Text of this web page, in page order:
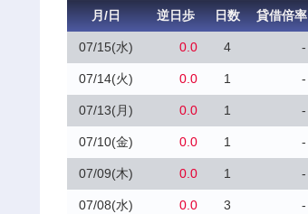
月/日 逆日歩 日数 貸借倍率
07/15(水) 0.0 4 -
07/14(火) 0.0 1 -
07/13(月) 0.0 1 -
07/10(金) 0.0 1 -
07/09(木) 0.0 1 -
07/08(水) 0.0 3 -